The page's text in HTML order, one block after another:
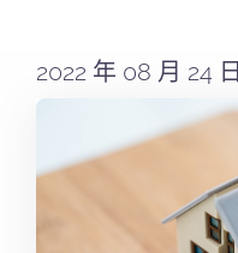
2022 年 08 月 24 日